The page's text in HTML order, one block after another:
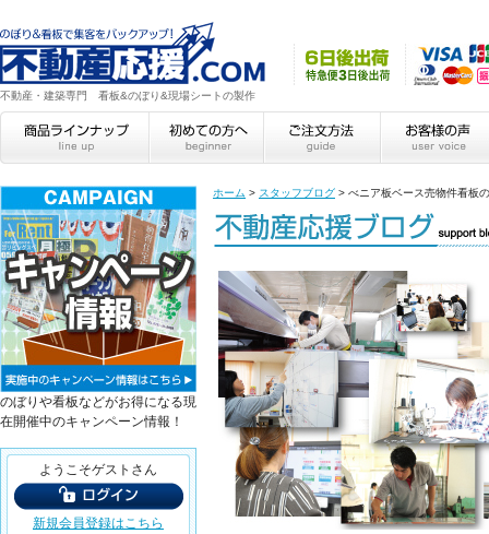
不動産・建築専門 看板&のぼり&現場シートの製作
ホーム > スタッフブログ > べニア板ベース売物件看板
のぼりや看板などがお得になる現
在開催中のキャンペーン情報！
ようこそゲストさん
新規会員登録はこちら